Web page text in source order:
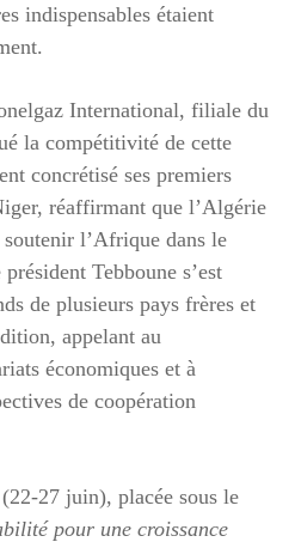
indispensables étaient
International, filiale du
la compétitivité de cette
concrétisé ses premiers
réaffirmant que l’Algérie
l’Afrique dans le
Tebboune s’est
de plusieurs pays frères et
appelant au
économiques et à
de coopération
27 juin), placée sous le
pour une croissance